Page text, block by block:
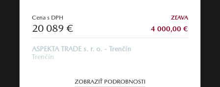
Cena s DPH
20 089 €
ZĽAVA
4 000,00 €
ASPEKTA TRADE s. r. o. - Trenčín
Trenčín
ZOBRAZIŤ PODROBNOSTI